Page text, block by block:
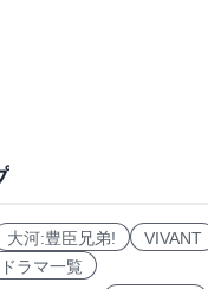
大河:豊臣兄弟!
VIVANT
ラマ一覧